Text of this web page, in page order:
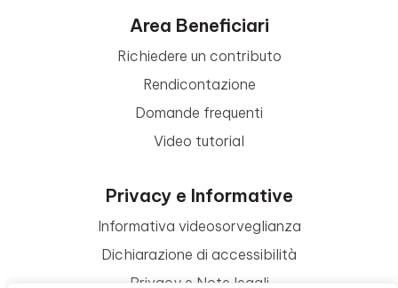
Area Beneficiari
Richiedere un contributo
Rendicontazione
Domande frequenti
Video tutorial
Privacy e Informative
Informativa videosorveglianza
Dichiarazione di accessibilità
Privacy e Note legali